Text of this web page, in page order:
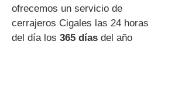
ofrecemos un servicio de
cerrajeros Cigales las 24 horas
del día los 365 días del año